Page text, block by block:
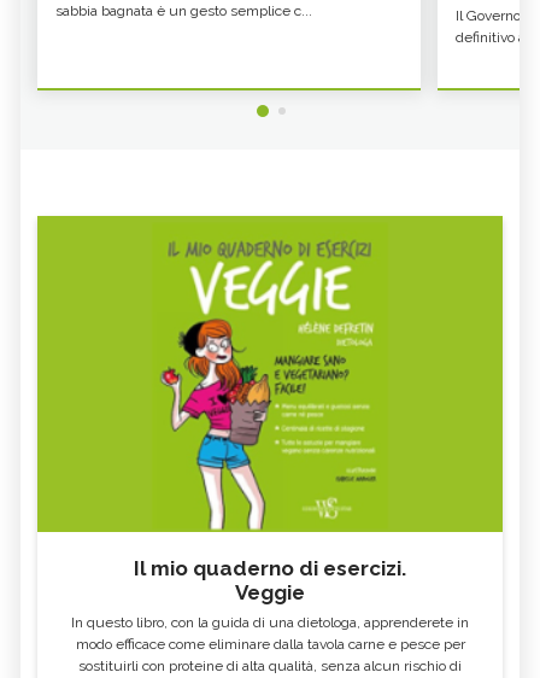
sabbia bagnata è un gesto semplice c...
Il Governo
definitivo
Il mio quaderno di esercizi.
Veggie
In questo libro, con la guida di una dietologa, apprenderete in
modo efficace come eliminare dalla tavola carne e pesce per
sostituirli con proteine di alta qualità, senza alcun rischio di